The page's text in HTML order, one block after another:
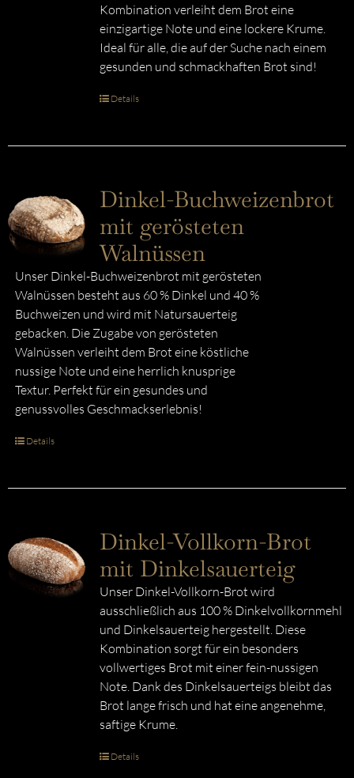
Kombination verleiht dem Brot eine
einzigartige Note und eine lockere Krume.
Ideal für alle, die auf der Suche nach einem
gesunden und schmackhaften Brot sind!
Details
Dinkel-Buchweizenbrot
mit gerösteten
Walnüssen
Unser Dinkel-Buchweizenbrot mit gerösteten
Walnüssen besteht aus 60 % Dinkel und 40 %
Buchweizen und wird mit Natursauerteig
gebacken. Die Zugabe von gerösteten
Walnüssen verleiht dem Brot eine köstliche
nussige Note und eine herrlich knusprige
Textur. Perfekt für ein gesundes und
genussvolles Geschmackserlebnis!
Details
Dinkel-Vollkorn-Brot
mit Dinkelsauerteig
Unser Dinkel-Vollkorn-Brot wird
ausschließlich aus 100 % Dinkelvollkornmehl
und Dinkelsauerteig hergestellt. Diese
Kombination sorgt für ein besonders
vollwertiges Brot mit einer fein-nussigen
Note. Dank des Dinkelsauerteigs bleibt das
Brot lange frisch und hat eine angenehme,
saftige Krume.
Details